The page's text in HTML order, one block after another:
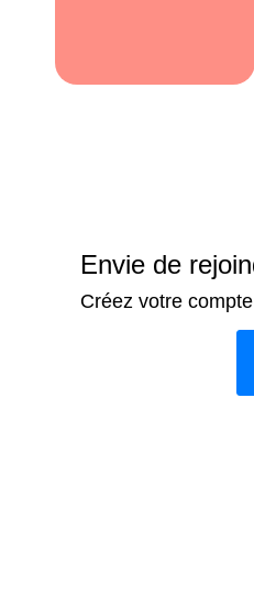
Envie de
Créez votre